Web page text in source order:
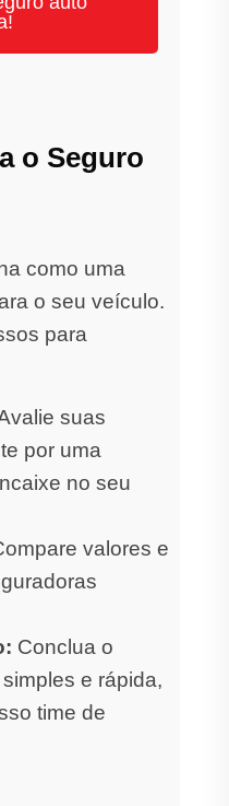
o Seguro
como uma
o seu veículo.
para
suas
por uma
no seu
valores e
Conclua o
e rápida,
time de